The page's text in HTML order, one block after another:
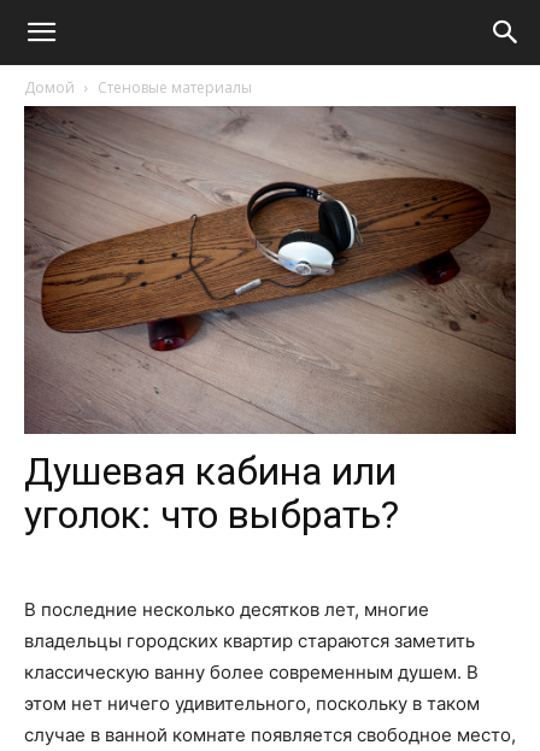
Домой Стеновые материалы
Душевая кабина или
уголок: что выбрать?
В последние несколько десятков лет, многие
владельцы городских квартир стараются заметить
классическую ванну более современным душем. В
этом нет ничего удивительного, поскольку в таком
случае в ванной комнате появляется свободное место,